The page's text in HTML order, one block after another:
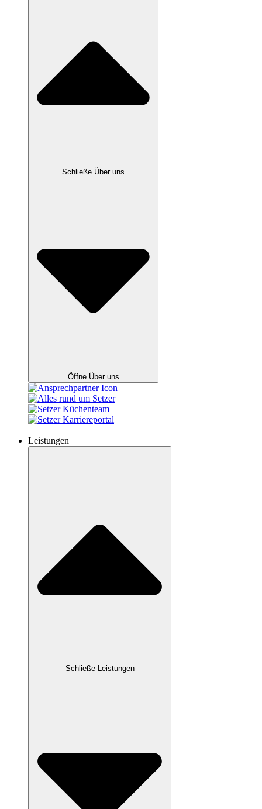
Schließe Über uns
Öffne Über uns
Leistungen
Schließe Leistungen